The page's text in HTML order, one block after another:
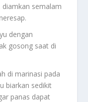
diamkan semalam
dengan
gosong saat di
di marinasi pada
biarkan sedikit
panas dapat